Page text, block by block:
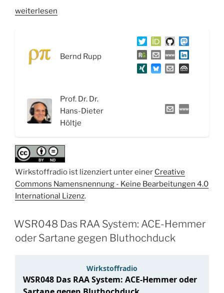
„WSR090
Vitamine,
Riboflavin“
weiterlesen
Bernd Rupp
Prof. Dr. Dr.
Hans-Dieter
Höltje
Wirkstoffradio ist lizenziert unter einer Creative
Commons Namensnennung - Keine Bearbeitungen 4.0
International Lizenz.
WSR048 Das RAA System: ACE-Hemmer
oder Sartane gegen Bluthochduck